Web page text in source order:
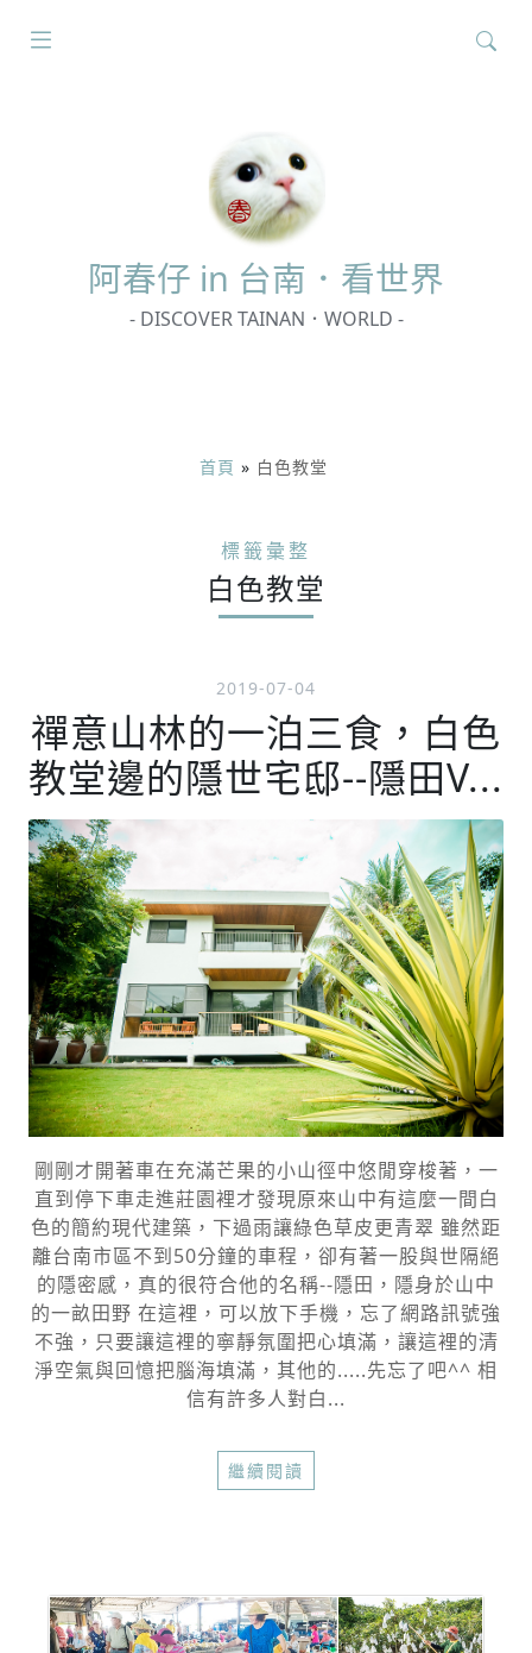
阿春仔 in 台南．看世界
- DISCOVER TAINAN．WORLD -
首頁 » 白色教堂
標籤彙整
白色教堂
2019-07-04
禪意山林的一泊三食，白色
教堂邊的隱世宅邸--隱田V...
剛剛才開著車在充滿芒果的小山徑中悠閒穿梭著，一
直到停下車走進莊園裡才發現原來山中有這麼一間白
色的簡約現代建築，下過雨讓綠色草皮更青翠 雖然距
離台南市區不到50分鐘的車程，卻有著一股與世隔絕
的隱密感，真的很符合他的名稱--隱田，隱身於山中
的一畝田野 在這裡，可以放下手機，忘了網路訊號強
不強，只要讓這裡的寧靜氛圍把心填滿，讓這裡的清
淨空氣與回憶把腦海填滿，其他的.....先忘了吧^^ 相
信有許多人對白...
繼續閱讀